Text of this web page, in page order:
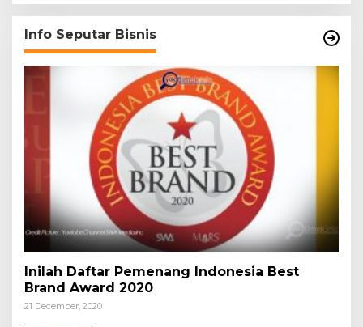
Info Seputar Bisnis
Inilah Daftar Pemenang Indonesia Best
Brand Award 2020
21 December, 2020